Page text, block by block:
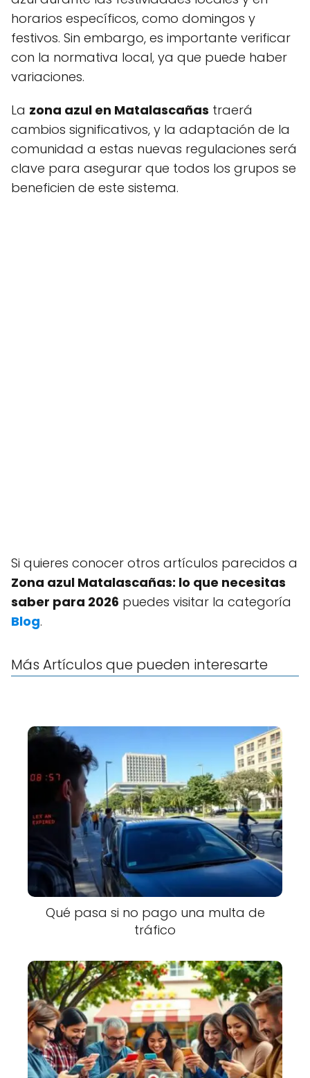
horarios específicos, como domingos y
festivos. Sin embargo, es importante verificar
con la normativa local, ya que puede haber
variaciones.
La zona azul en Matalascañas traerá
cambios significativos, y la adaptación de la
comunidad a estas nuevas regulaciones será
clave para asegurar que todos los grupos se
beneficien de este sistema.
Si quieres conocer otros artículos parecidos a
Zona azul Matalascañas: lo que necesitas
saber para 2026 puedes visitar la categoría
Blog.
Más Artículos que pueden interesarte
Qué pasa si no pago una multa de
tráfico